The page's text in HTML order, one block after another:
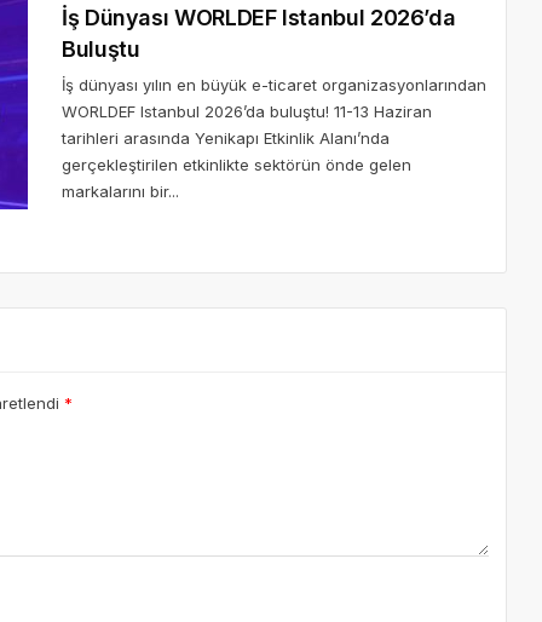
İş Dünyası WORLDEF Istanbul 2026’da
Buluştu
İş dünyası yılın en büyük e-ticaret organizasyonlarından
WORLDEF Istanbul 2026’da buluştu! 11-13 Haziran
tarihleri arasında Yenikapı Etkinlik Alanı’nda
gerçekleştirilen etkinlikte sektörün önde gelen
markalarını bir...
*